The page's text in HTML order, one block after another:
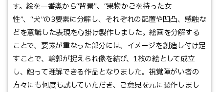
す。絵を一番奥から“背景”、“果物かごを持った女
性”、“犬”の3要素に分解し、それぞれの配置や凹凸、感触な
どを意識した表現を心掛け製作しました。絵画を分解する
ことで、要素が重なった部分には、イメージを創造し付け足
すことで、輪郭が捉えられ像を結び、1枚の絵として成立
し、触って理解できる作品となりました。視覚障がい者の
方々にも何度も試していただき、ご意見を元に製作しまし